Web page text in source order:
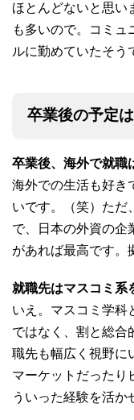
ほとんどないと思い
も多いので。コミ
ルに勤めていたそう
卒業後の予定
卒業後、海外で就職
海外での生活も好き
いです。（笑）ただ
で、日本の外資の企
があれば最高です。
就職先はマスコミ系
いえ。マスコミ学科
ではなく、割と総合
職先も幅広く視野に
マーケットだったり
ういった経験を活か